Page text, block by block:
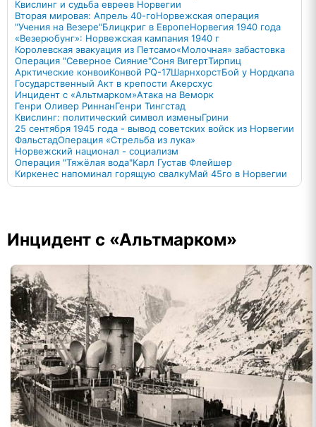
Квислинг и судьба евреев Норвегии
Вторая мировая: Апрель 40-гоНорвежская операция
"Учения на Везере"Блицкриг в ЕвропеНорвегия 1940 года
«Везерюбунг»: Норвежская кампания 1940 г
Королевская эвакуация из Петсамо«Молочная» забастовка
Операция "Северное Сияние"Соня ВигертТирпиц
Арктические конвоиКонвой PQ-17ШарнхорстБой у Нордкапа
Государственный Акт в крепости Акерсхус
Инцидент с «Альтмарком»Атака на Веморк
Генри Оливер РиннанГенри Тингстад
Квислинг: политический символ изменыГрини
25 сентября 1945 года - вывод советских войск из Норвегии
ФальстадОперация «Стрельба из лука»
Норвежский национал - социализм
Операция "Тяжёлая вода"Карл Густав Флейшер
Киркенес напоминал горящую свалкуМай 45го в Норвегии
Инцидент с «Альтмарком»